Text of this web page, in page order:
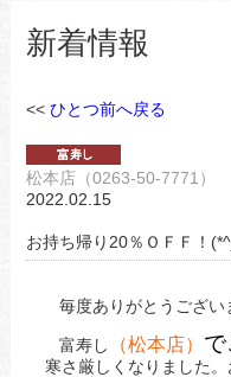
新着情報
<< ひとつ前へ戻る
松本店（0263-50-7771）
2022.02.15
お持ち帰り20％ＯＦＦ！
毎度ありがとうござい
富寿し （松本店） で
寒さ厳しくなりました。